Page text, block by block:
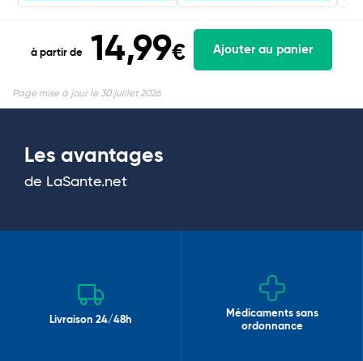
à partir de 14,99€ Ajouter au panier
Page mise à jour le 30 juillet 2026
Les avantages
de LaSante.net
Livraison 24/48h
Médicaments sans
ordonnance